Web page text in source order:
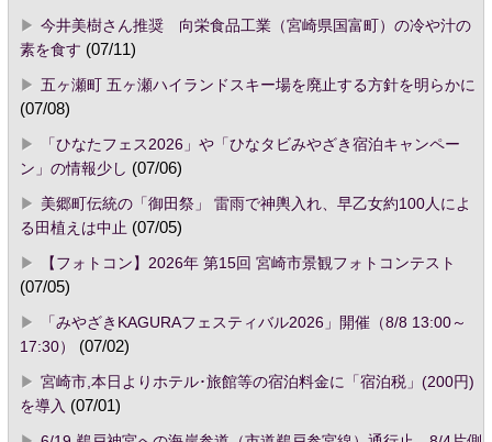
今井美樹さん推奨 向栄食品工業（宮崎県国富町）の冷や汁の
素を食す (07/11)
五ヶ瀬町 五ヶ瀬ハイランドスキー場を廃止する方針を明らかに
(07/08)
「ひなたフェス2026」や「ひなタビみやざき宿泊キャンペー
ン」の情報少し (07/06)
美郷町伝統の「御田祭」 雷雨で神輿入れ、早乙女約100人によ
る田植えは中止 (07/05)
【フォトコン】2026年 第15回 宮崎市景観フォトコンテスト
(07/05)
「みやざきKAGURAフェスティバル2026」開催（8/8 13:00～
17:30）
(07/02)
宮崎市,本日よりホテル･旅館等の宿泊料金に「宿泊税」(200円)
を導入 (07/01)